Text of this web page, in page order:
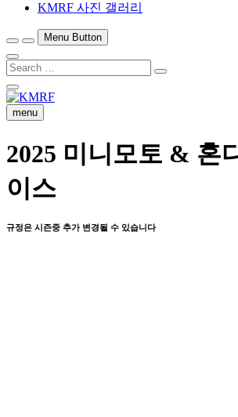
KMRF 사진 갤러리
Menu Button
Search
…
Close
Side
Menu
menu
2025 미니모토 & 혼
이스
규정은 시즌중 추가 변경될 수 있습니다